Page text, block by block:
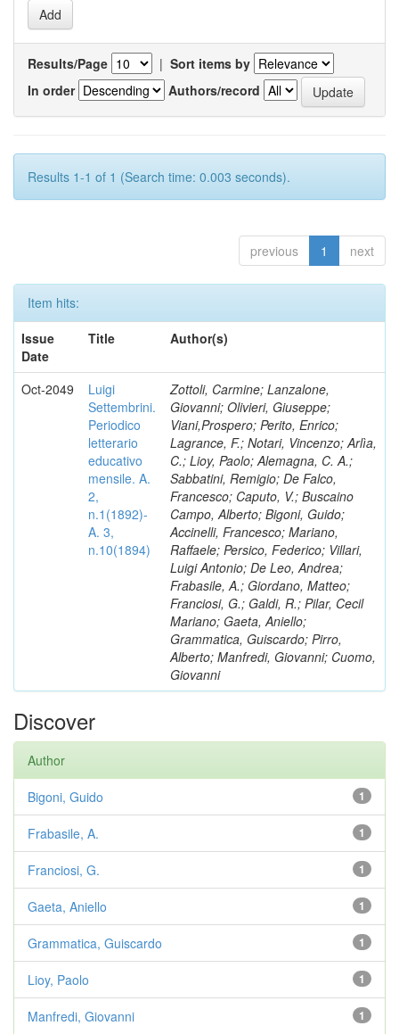
Results/Page | Sort items by
In order
Authors/record
Results 1-1 of 1 (Search time: 0.003 seconds).
previous 1 next
Item hits:
Issue
Date
Title Author(s)
Oct-2049
Luigi
Settembrini.
Periodico
letterario
educativo
mensile. A.
2,
n.1(1892)-
A. 3,
n.10(1894)
Zottoli, Carmine; Lanzalone,
Giovanni; Olivieri, Giuseppe;
Viani,Prospero; Perito, Enrico;
Lagrance, F.; Notari, Vincenzo; Arlìa,
C.; Lioy, Paolo; Alemagna, C. A.;
Sabbatini, Remigio; De Falco,
Francesco; Caputo, V.; Buscaino
Campo, Alberto; Bigoni, Guido;
Accinelli, Francesco; Mariano,
Raffaele; Persico, Federico; Villari,
Luigi Antonio; De Leo, Andrea;
Frabasile, A.; Giordano, Matteo;
Franciosi, G.; Galdi, R.; Pilar, Cecil
Mariano; Gaeta, Aniello;
Grammatica, Guiscardo; Pirro,
Alberto; Manfredi, Giovanni; Cuomo,
Giovanni
Discover
Author
1
Bigoni, Guido
1
Frabasile, A.
1
Franciosi, G.
1
Gaeta, Aniello
1
Grammatica, Guiscardo
1
Lioy, Paolo
1
Manfredi, Giovanni